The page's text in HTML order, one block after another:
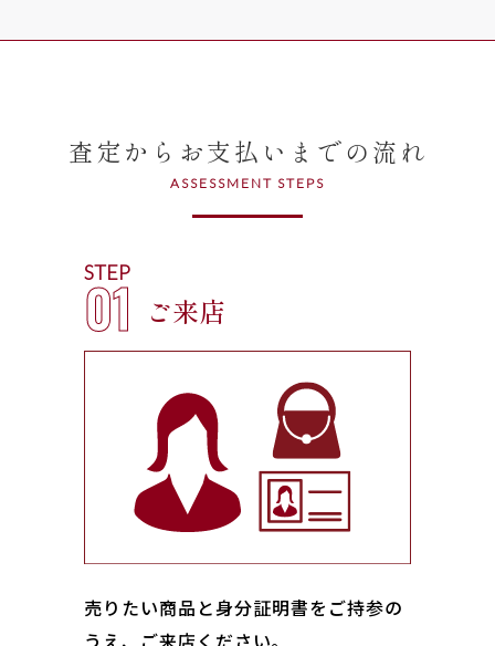
査定からお支払いまでの流れ
ASSESSMENT STEPS
STEP
01 ご来店
売りたい商品と身分証明書をご持参の
うえ、ご来店ください｡